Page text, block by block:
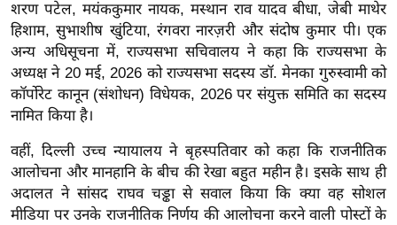
श
ख्सि
य
त
यं
इं
डि
या
शरण पटेल, मयंककुमार नायक, मस्थान राव यादव बीधा, जेबी माथेर
हिशाम, सुभाशीष खुंटिया, रंगवरा नारज़री और संदोष कुमार पी। एक
अन्य अधिसूचना में, राज्यसभा सचिवालय ने कहा कि राज्यसभा के
अध्यक्ष ने 20 मई, 2026 को राज्यसभा सदस्य डॉ. मेनका गुरुस्वामी को
कॉर्पोरेट कानून (संशोधन) विधेयक, 2026 पर संयुक्त समिति का सदस्य
नामित किया है।
वहीं, दिल्ली उच्च न्यायालय ने बृहस्पतिवार को कहा कि राजनीतिक
आलोचना और मानहानि के बीच की रेखा बहुत महीन है। इसके साथ ही
अदालत ने सांसद राघव चड्ढा से सवाल किया कि क्या वह सोशल
मीडिया पर उनके राजनीतिक निर्णय की आलोचना करने वाली पोस्टों के